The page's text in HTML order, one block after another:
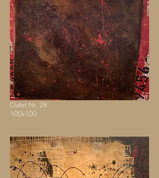
Outlet Nr. 28
100x100